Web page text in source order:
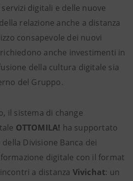
digitali e delle nuove
relazione anche a distanza
consapevole dei nuovi
anche investimenti in
della cultura digitale sia
del Gruppo.
il sistema di change
OTTOMILA! ha supportato
Divisione Banca dei
digitale con il format
a distanza Vivichat: un